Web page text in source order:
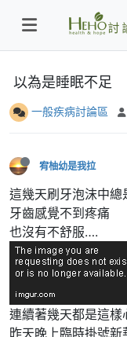
以為是睡眠不足
一般疾病討論區
宥柚幼是我拉
這幾天刷牙泡沫中
牙齒感覺不到疼痛
也沒有不舒服….
連續著幾天都是這樣
昨天晚上臨時掛號